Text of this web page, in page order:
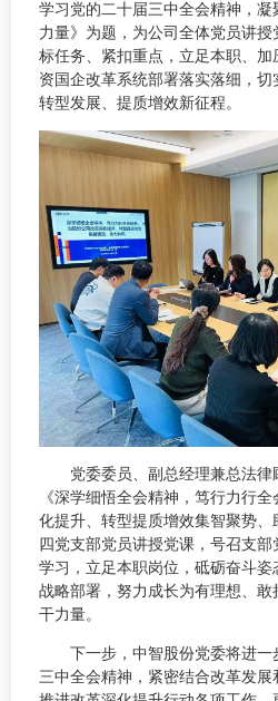
学习党的二十届三中全会精神，
力量》为题，为公司全体党员讲
标任务、紧扣重点，立足本职、加
资国企改革系统部署落实落细，切
转型发展、提质增效新征程。
党委委员、副总经理兼总法律
《深学细悟全会精神，笃行力行
化提升、转型提质增效集智聚势
四党支部党员讲授党课，号召支
学习，立足本职岗位，砥砺奋斗
战略部署，努力成长为有理想、
干力量。
下一步，中智股份党委将进一
三中全会精神，紧密结合改革发